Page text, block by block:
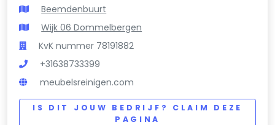
Beemdenbuurt
Wijk 06 Dommelbergen
KvK nummer 78191882
+31638733399
meubelsreinigen.com
IS DIT JOUW BEDRIJF? CLAIM DEZE
PAGINA